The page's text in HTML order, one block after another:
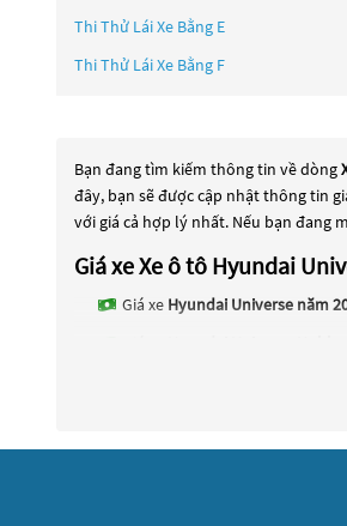
Thi Thử Lái Xe Bằng E
Thi Thử Lái Xe Bằng F
Bạn đang tìm kiếm thông tin về dòng
đây, bạn sẽ được cập nhật thông tin
với giá cả hợp lý nhất. Nếu bạn đang
Giá xe Xe ô tô Hyundai
Giá xe Hyundai Universe năm